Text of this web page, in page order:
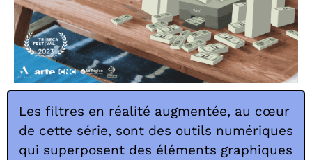
Les filtres en réalité augmentée, au cœur
de cette série, sont des outils numériques
qui superposent des éléments graphiques